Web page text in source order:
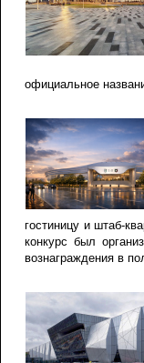
официальное
гостиницу и штаб-
конкурс был
вознаграждения в